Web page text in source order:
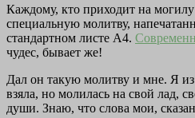
Каждому, кто приходит на
специальную молитву,
стандартном листе А4.
чудес, бывает же!
Дал он такую молитву и мне. Я
взяла, но молилась на свой лад,
души. Знаю, что слова мои,